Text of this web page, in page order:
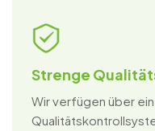
Strenge
Wir verfügen über